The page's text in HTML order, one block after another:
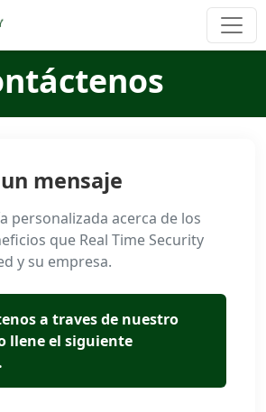
mensaje
personalizada acerca de los
que Real Time Security
y su empresa.
a traves de nuestro
llene el siguiente